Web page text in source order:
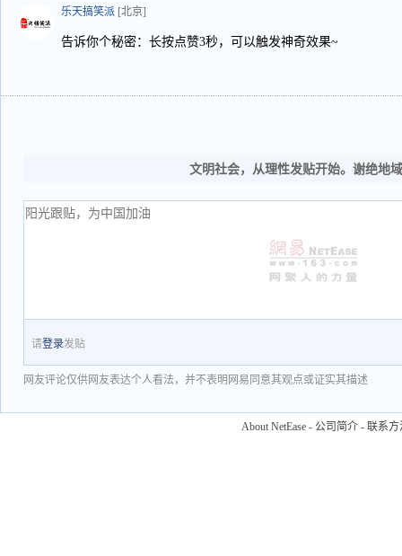
乐天搞笑派 [北京]
告诉你个秘密：长按点赞3秒，可以触发神奇效果~
文明社会，从理性发贴开始。谢绝地
请登录发贴
网友评论仅供网友表达个人看法，并不表明网易同意其观点或证实其描述
About NetEase - 公司简介 - 联系方